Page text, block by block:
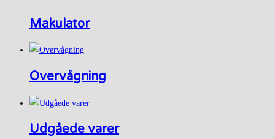
Makulator
Overvågning
Udgåede varer